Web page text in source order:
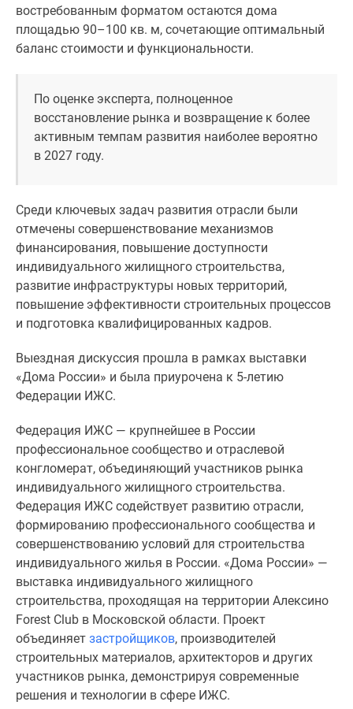
застройщиком
Rutube
Поиск
Москве
Программа
реновации
премиум-
класса
Новостройки
бизнес-
класса
Рассрочка
Траншевая
Дома
коттеджи
Коттеджные
поселки
Новой
Москве
Готовые
коттеджные
поселки
Строящиеся
коттеджные
поселки
Коттеджные
поселки
лесу
востребованным форматом остаются дома
площадью 90–100 кв. м, сочетающие оптимальный
баланс стоимости и функциональности.
По оценке эксперта, полноценное
восстановление рынка и возвращение к более
активным темпам развития наиболее вероятно
в 2027 году.
Среди ключевых задач развития отрасли были
отмечены совершенствование механизмов
финансирования, повышение доступности
индивидуального жилищного строительства,
развитие инфраструктуры новых территорий,
повышение эффективности строительных процессов
и подготовка квалифицированных кадров.
Выездная дискуссия прошла в рамках выставки
«Дома России» и была приурочена к 5-летию
Федерации ИЖС.
Федерация ИЖС — крупнейшее в России
профессиональное сообщество и отраслевой
конгломерат, объединяющий участников рынка
индивидуального жилищного строительства.
Федерация ИЖС содействует развитию отрасли,
формированию профессионального сообщества и
совершенствованию условий для строительства
индивидуального жилья в России. «Дома России» —
выставка индивидуального жилищного
строительства, проходящая на территории Алексино
Forest Club в Московской области. Проект
объединяет застройщиков, производителей
строительных материалов, архитекторов и других
участников рынка, демонстрируя современные
решения и технологии в сфере ИЖС.